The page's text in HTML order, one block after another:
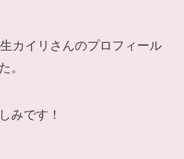
カイリさんのプロフィール
。
みです！